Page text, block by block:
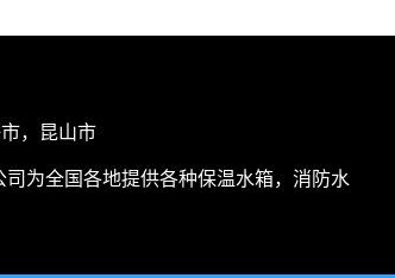
，昆山市
司为全国各地提供各种保温水箱，消防水